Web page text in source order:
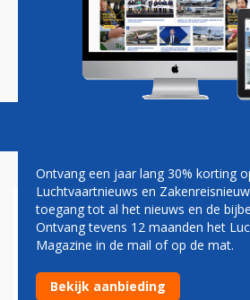
Magazine Podcasts
MACQUARIE
KOOPT VOOR HET
VLIEGTUIGEN BIJ
Ontvang een jaar lang 30% korting
Luchtvaartnieuws en
toegang tot al het nieuws en de
Ontvang tevens 12 maanden het
Magazine in de mail of op de mat.
Bekijk aanbieding